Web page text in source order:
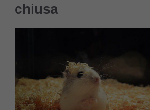
chiusa